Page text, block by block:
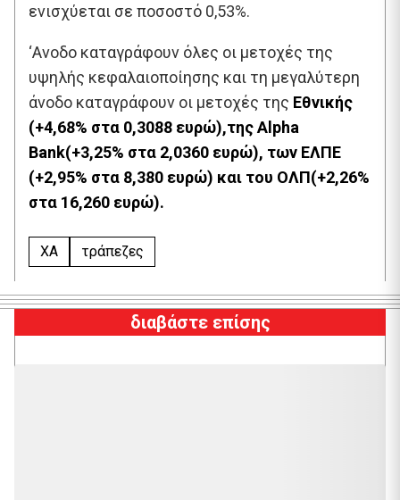
ενισχύεται σε ποσοστό 0,53%.
‘Ανοδο καταγράφουν όλες οι μετοχές της
υψηλής κεφαλαιοποίησης και τη μεγαλύτερη
άνοδο καταγράφουν οι μετοχές της Εθνικής
(+4,68% στα 0,3088 ευρώ),της Alpha
Bank(+3,25% στα 2,0360 ευρώ), των ΕΛΠΕ
(+2,95% στα 8,380 ευρώ) και του ΟΛΠ(+2,26%
στα 16,260 ευρώ).
XA τράπεζες
διαβάστε επίσης